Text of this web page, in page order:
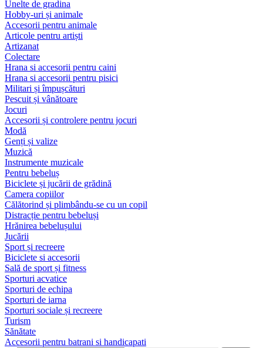
Unelte de gradina
Hobby-uri și animale
Accesorii pentru animale
Articole pentru artiști
Artizanat
Colectare
Hrana si accesorii pentru caini
Hrana si accesorii pentru pisici
Militari și împușcături
Pescuit și vânătoare
Jocuri
Accesorii și controlere pentru jocuri
Modă
Genți și valize
Muzică
Instrumente muzicale
Pentru bebeluș
Biciclete și jucării de grădină
Camera copiilor
Călătorind și plimbându-se cu un copil
Distracție pentru bebeluși
Hrănirea bebelușului
Jucării
Sport și recreere
Biciclete si accesorii
Sală de sport și fitness
Sporturi acvatice
Sporturi de echipa
Sporturi de iarna
Sporturi sociale și recreere
Turism
Sănătate
Accesorii pentru batrani si handicapati